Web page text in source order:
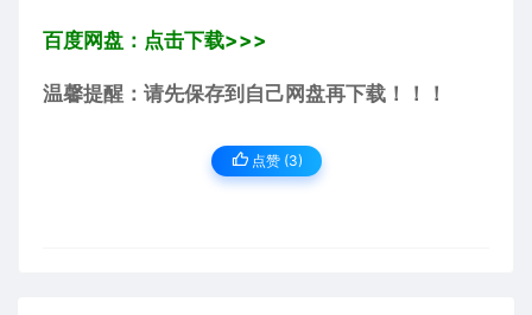
百度网盘：点击下载>>>
温馨提醒：请先保存到自己网盘再下载！！！
点赞 (3)